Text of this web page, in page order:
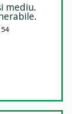
mediu.